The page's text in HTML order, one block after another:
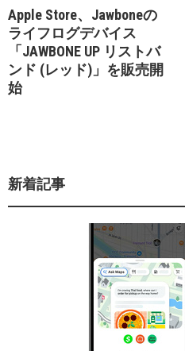
Apple Store、Jawboneの
ライフログデバイス
「JAWBONE UP リストバ
ンド (レッド)」を販売開
始
新着記事